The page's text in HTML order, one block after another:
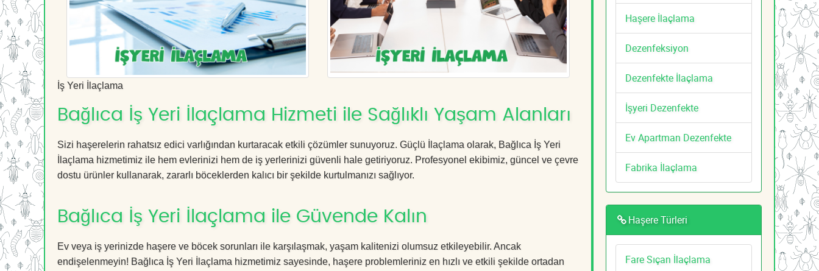
İş Yeri İlaçlama
Bağlıca İş Yeri İlaçlama Hizmeti ile Sağlıklı Yaşam Alanları
Sizi haşerelerin rahatsız edici varlığından kurtaracak etkili çözümler sunuyoruz. Güçlü İlaçlama olarak, Bağlıca İş Yeri
İlaçlama hizmetimiz ile hem evlerinizi hem de iş yerlerinizi güvenli hale getiriyoruz. Profesyonel ekibimiz, güncel ve çevre
dostu ürünler kullanarak, zararlı böceklerden kalıcı bir şekilde kurtulmanızı sağlıyor.
Bağlıca İş Yeri İlaçlama ile Güvende Kalın
Ev veya iş yerinizde haşere ve böcek sorunları ile karşılaşmak, yaşam kalitenizi olumsuz etkileyebilir. Ancak
endişelenmeyin! Bağlıca İş Yeri İlaçlama hizmetimiz sayesinde, haşere problemleriniz en hızlı ve etkili şekilde ortadan
Haşere İlaçlama
Dezenfeksiyon
Dezenfekte İlaçlama
İşyeri Dezenfekte
Ev Apartman Dezenfekte
Fabrika İlaçlama
Haşere Türleri
Fare Sıçan İlaçlama